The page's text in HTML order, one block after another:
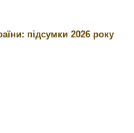
підсумки 2026 року